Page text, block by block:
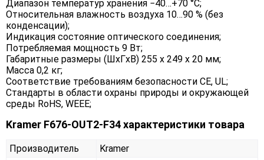
Диапазон температур хранения −40…+70 °C;
Относительная влажность воздуха 10…90 % (без
конденсации);
Индикация состояние оптического соединения;
Потребляемая мощность 9 Вт;
Габаритные размеры (ШxГxВ) 255 x 249 x 20 мм;
Масса 0,2 кг;
Соответствие требованиям безопасности CE, UL;
Стандарты в области охраны природы и окружающей
среды RoHS, WEEE;
Kramer F676-OUT2-F34 характеристики товара
Производитель
Kramer